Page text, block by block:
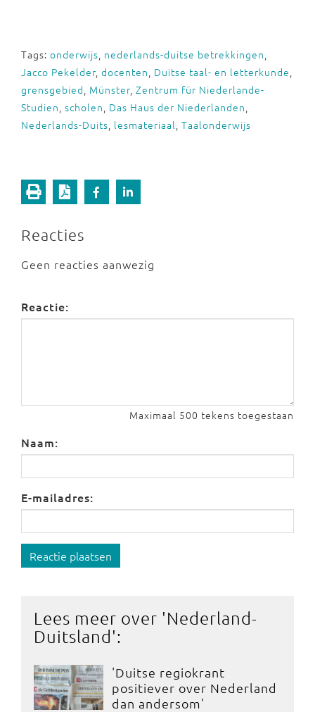
Tags: onderwijs nederlands-duitse betrekkingen
Jacco Pekelder docenten Duitse taal- en letterkunde
grensgebied Münster Zentrum für Niederlande-
Studien scholen Das Haus der Niederlanden
Nederlands-Duits lesmateriaal Taalonderwijs
Reacties
Geen reacties aanwezig
Reactie:
Maximaal 500 tekens toegestaan
Naam:
E-mailadres:
Reactie plaatsen
Lees meer over 'Nederland-
Duitsland':
'Duitse regiokrant
positiever over Nederland
dan andersom'